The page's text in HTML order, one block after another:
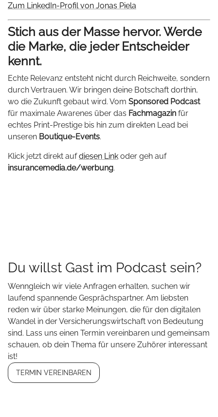
Zum LinkedIn-Profil von Jonas Piela
Stich aus der Masse hervor. Werde
die Marke, die jeder Entscheider
kennt.
Echte Relevanz entsteht nicht durch Reichweite, sondern
durch Vertrauen. Wir bringen deine Botschaft dorthin,
wo die Zukunft gebaut wird. Vom Sponsored Podcast
für maximale Awarenes über das Fachmagazin für
echtes Print-Prestige bis hin zum direkten Lead bei
unseren Boutique-Events.
Klick jetzt direkt aufdiesen Link oder geh auf
insurancemedia.de/werbung.
Du willst Gast im Podcast sein?
Wenngleich wir viele Anfragen erhalten, suchen wir
laufend spannende Gesprächspartner. Am liebsten
reden wir über starke Meinungen, die für den digitalen
Wandel in der Versicherungswirtschaft von Bedeutung
sind. Lass uns einen Termin vereinbaren und gemeinsam
schauen, ob dein Thema für unsere Zuhörer interessant
ist!
TERMIN VEREINBAREN